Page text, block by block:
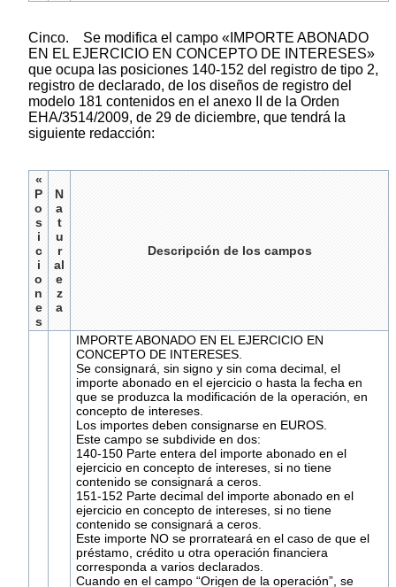
Cinco. Se modifica el campo «IMPORTE ABONADO
EN EL EJERCICIO EN CONCEPTO DE INTERESES»
que ocupa las posiciones 140-152 del registro de tipo 2,
registro de declarado, de los diseños de registro del
modelo 181 contenidos en el anexo II de la Orden
EHA/3514/2009, de 29 de diciembre, que tendrá la
siguiente redacción:
«
P
o
s
i
c
i
o
n
e
s
N
a
t
u
r
al
e
z
a
Descripción de los campos
IMPORTE ABONADO EN EL EJERCICIO EN
CONCEPTO DE INTERESES.
Se consignará, sin signo y sin coma decimal, el
importe abonado en el ejercicio o hasta la fecha en
que se produzca la modificación de la operación, en
concepto de intereses.
Los importes deben consignarse en EUROS.
Este campo se subdivide en dos:
140-150 Parte entera del importe abonado en el
ejercicio en concepto de intereses, si no tiene
contenido se consignará a ceros.
151-152 Parte decimal del importe abonado en el
ejercicio en concepto de intereses, si no tiene
contenido se consignará a ceros.
Este importe NO se prorrateará en el caso de que el
préstamo, crédito u otra operación financiera
corresponda a varios declarados.
Cuando en el campo “Origen de la operación”, se